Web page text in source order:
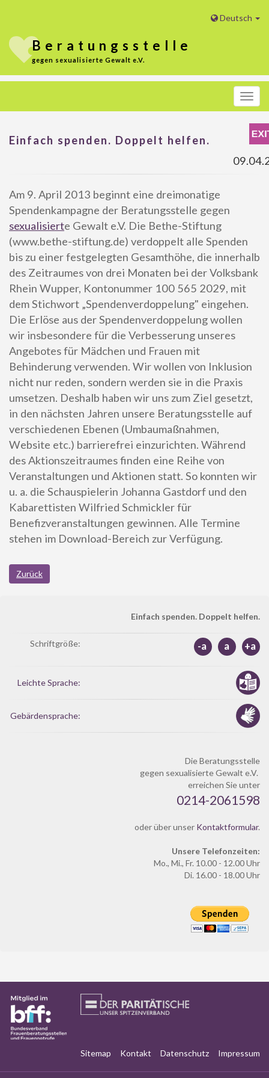
Deutsch
Beratungs stelle
gegen sexualisierte Gewalt e.V.
Menü
Einfach spenden. Doppelt helfen.
Am 9. April 2013 beginnt eine dreimonatige
Spendenkampagne der Beratungsstelle gegen
sexualisierte Gewalt e.V. Die Bethe-Stiftung
(www.bethe-stiftung.de) verdoppelt alle Spenden
bis zu einer festgelegten Gesamthöhe, die innerhalb
des Zeitraumes von drei Monaten bei der Volksbank
Rhein Wupper, Kontonummer 100 565 2029, mit
dem Stichwort „Spendenverdoppelung" eingehen.
Die Erlöse aus der Spendenverdoppelung wollen
wir insbesondere für die Verbesserung unseres
Angebotes für Mädchen und Frauen mit
Behinderung verwenden. Wir wollen von Inklusion
nicht nur reden, sondern werden sie in die Praxis
umsetzen. Deshalb haben wir uns zum Ziel gesetzt,
in den nächsten Jahren unsere Beratungsstelle auf
verschiedenen Ebenen (Umbaumaßnahmen,
Website etc.) barrierefrei einzurichten. Während
des Aktionszeitraumes finden eine Reihe von
Veranstaltungen und Aktionen statt. So konnten wir
u. a. die Schauspielerin Johanna Gastdorf und den
Kabarettisten Wilfried Schmickler für
Benefizveranstaltungen gewinnen. Alle Termine
stehen im Download-Bereich zur Verfügung.
Zurück
Einfach spenden. Doppelt helfen.
Schriftgröße: +a
a
-a
Leichte Sprache:
Gebärdensprache:
Die Beratungsstelle
gegen sexualisierte Gewalt e.V.
erreichen Sie unter
0214-2061598
oder über unser Kontaktformular.
Unsere Telefonzeiten:
Mo., Mi., Fr. 10.00 - 12.00 Uhr
Di. 16.00 - 18.00 Uhr
Sitemap Kontakt Datenschutz Impressum